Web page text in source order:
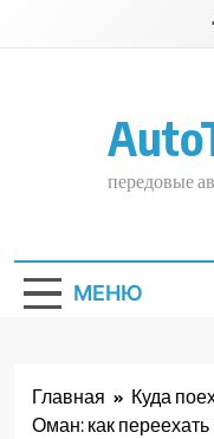
передовые
МЕНЮ
Главная
Куда
Оман: как переехать